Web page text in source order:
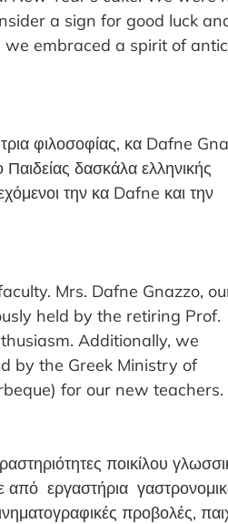
a sign for good luck
embraced a spirit of
φιλοσοφίας, κα Dafne
δασκάλα ελληνικής
την κα Dafne και την
Mrs. Dafne Gnazzo,
held by the retiring Prof.
Additionally, we
by the Greek Ministry of
for our new teachers.
ποικίλου
από εργαστήρια
προβολές,